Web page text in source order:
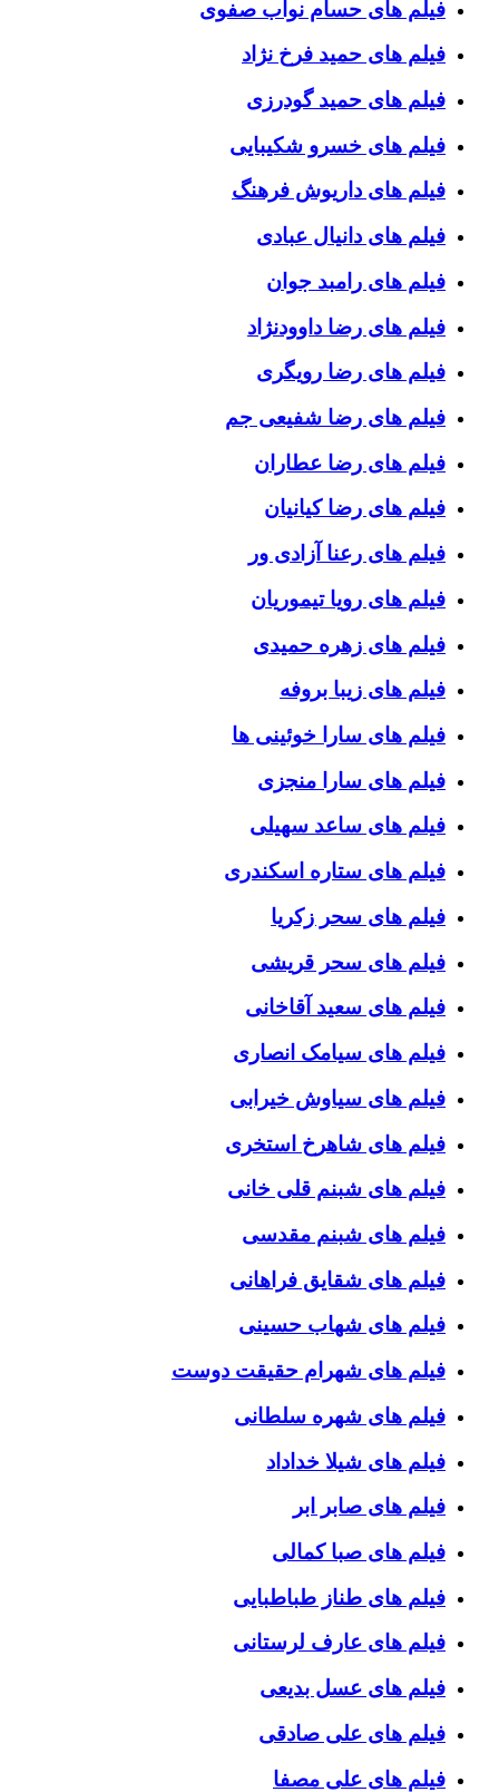
فیلم های حسام نواب صفوی
فیلم های حمید فرخ نژاد
فیلم های حمید گودرزی
فیلم های خسرو شکیبایی
فیلم های داریوش فرهنگ
فیلم های دانیال عبادی
فیلم های رامبد جوان
فیلم های رضا داوودنژاد
فیلم های رضا رویگری
فیلم های رضا شفیعی جم
فیلم های رضا عطاران
فیلم های رضا کیانیان
فیلم های رعنا آزادی ور
فیلم های رویا تیموریان
فیلم های زهره حمیدی
فیلم های زیبا بروفه
فیلم های سارا خوئینی ها
فیلم های سارا منجزی
فیلم های ساعد سهیلی
فیلم های ستاره اسکندری
فیلم های سحر زکریا
فیلم های سحر قریشی
فیلم های سعید آقاخانی
فیلم های سیامک انصاری
فیلم های سیاوش خیرابی
فیلم های شاهرخ استخری
فیلم های شبنم قلی خانی
فیلم های شبنم مقدسی
فیلم های شقایق فراهانی
فیلم های شهاب حسینی
فیلم های شهرام حقیقت دوست
فیلم های شهره سلطانی
فیلم های شیلا خداداد
فیلم های صابر ابر
فیلم های صبا کمالی
فیلم های طناز طباطبایی
فیلم های عارف لرستانی
فیلم های عسل بدیعی
فیلم های علی صادقی
فیلم های علی مصفا